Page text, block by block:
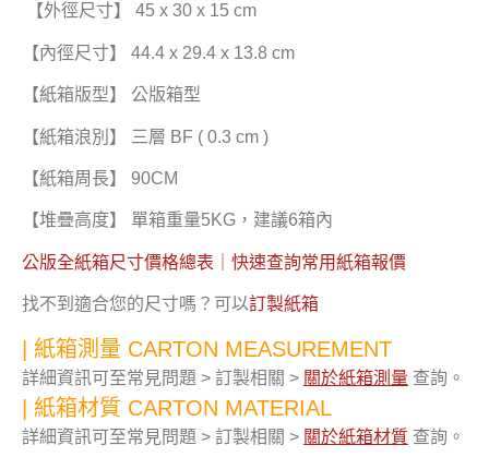
【外徑尺寸】 45 x 30 x 15 cm
【內徑尺寸】 44.4 x 29.4 x 13.8 cm
【紙箱版型】 公版箱型
【紙箱浪別】 三層 BF ( 0.3 cm )
【紙箱周長】 90CM
【堆疊高度】 單箱重量5KG，建議6箱內
公版全紙箱尺寸價格總表｜快速查詢常用紙箱報價
找不到適合您的尺寸嗎？可以訂製紙箱
| 紙箱測量 CARTON MEASUREMENT
詳細資訊可至常見問題 > 訂製相關 > 關於紙箱測量 查詢。
| 紙箱材質 CARTON MATERIAL
詳細資訊可至常見問題 > 訂製相關 > 關於紙箱材質 查詢。